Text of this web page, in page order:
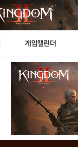
게임캘린더